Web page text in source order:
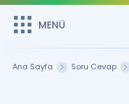
MENÜ
MENÜ
Ana Sayfa Soru Cevap